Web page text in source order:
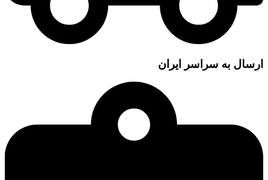
ارسال به سراسر ایران